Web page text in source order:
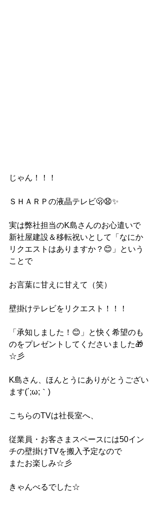
じゃん！！！
ＳＨＡＲＰの液晶テレビ🫢😧✨
実は弊社担当のK島さんのお心遣いで
新社屋建設＆移転祝いとして「なにか
リクエストはありますか？😊」という
ことで
お言葉に甘えに甘えて（笑）
壁掛けテレビをリクエスト！！！
「承知しました！😊」と快く希望のも
のをプレゼントしてくださいました🎁
☆彡
K島さん、ほんとうにありがとうござい
ます(´;ω;｀)
こちらのTVは社長室へ、
従業員・お客さまスペースには50イン
チの壁掛けTVを搬入予定なので
またお楽しみ☆彡
きゃんべるでした☆